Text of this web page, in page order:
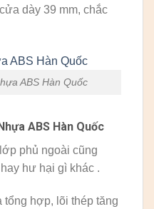
dày 39 mm, chắc
ABS Hàn Quốc
ABS Hàn Quốc
phủ ngoài cũng
hư hại gì khác .
hợp, lõi thép tăng